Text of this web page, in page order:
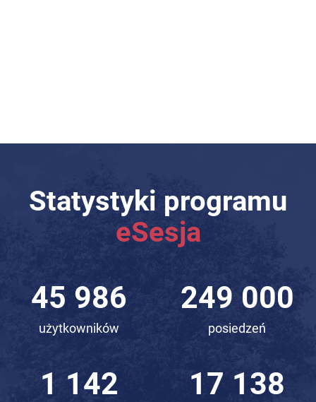
Statystyki programu
eSesja
64 388
użytkowników
348 640
posiedzeń
1 599
23 996